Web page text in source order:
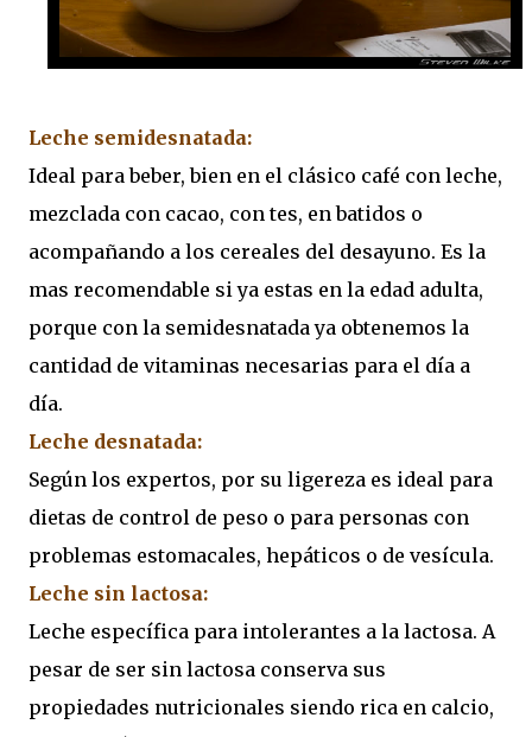
Leche semidesnatada:
Ideal para beber, bien en el clásico café con leche,
mezclada con cacao, con tes, en batidos o
acompañando a los cereales del desayuno. Es la
mas recomendable si ya estas en la edad adulta,
porque con la semidesnatada ya obtenemos la
cantidad de vitaminas necesarias para el día a
día.
Leche desnatada:
Según los expertos, por su ligereza es ideal para
dietas de control de peso o para personas con
problemas estomacales, hepáticos o de vesícula.
Leche sin lactosa:
Leche específica para intolerantes a la lactosa. A
pesar de ser sin lactosa conserva sus
propiedades nutricionales siendo rica en calcio,